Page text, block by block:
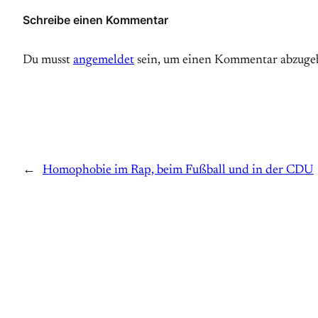
Schreibe einen Kommentar
Du musst angemeldet sein, um einen Kommentar
← Homophobie im Rap, beim Fußball und in der CDU